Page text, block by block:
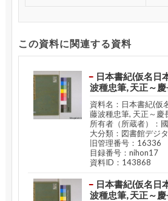
この資料に関連する資料
日本書紀(仮名日
波種忠筆, 天正～
資料名：日本書紀(仮
藤波種忠筆, 天正～慶
所有者（所蔵者）：
大分類：図書館デジ
旧管理番号：16336
目録番号：nihon17
資料ID：143868
日本書紀(仮名日
波種忠筆, 天正～